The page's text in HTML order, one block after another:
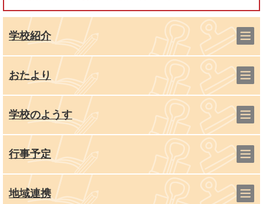
学校紹介
おたより
学校のようす
行事予定
地域連携